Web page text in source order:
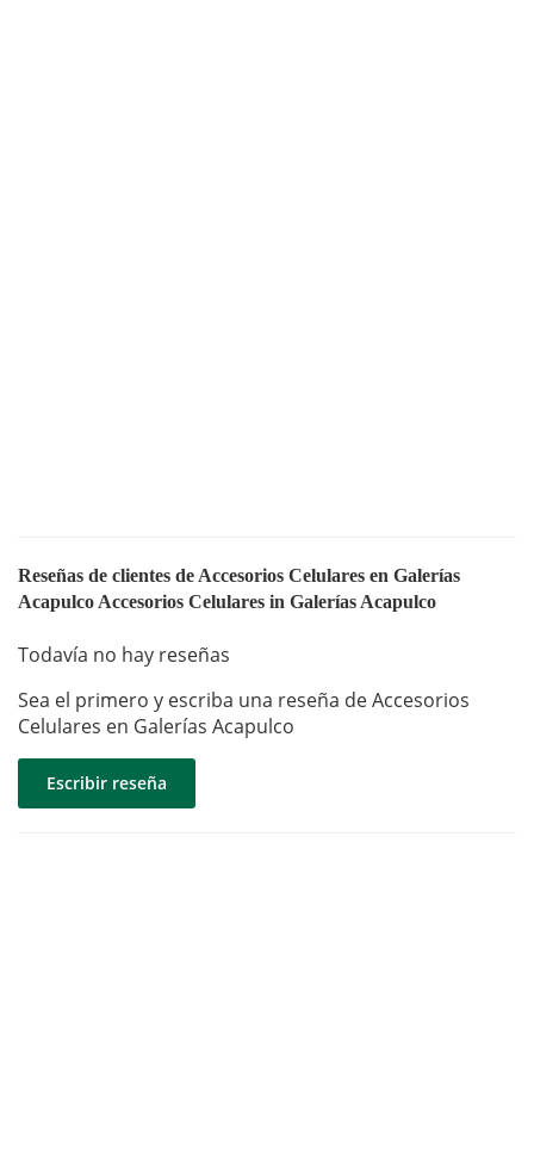
Reseñas de clientes de Accesorios Celulares en Galerías
Acapulco Accesorios Celulares in Galerías Acapulco
Todavía no hay reseñas
Sea el primero y escriba una reseña de Accesorios
Celulares en Galerías Acapulco
Escribir reseña